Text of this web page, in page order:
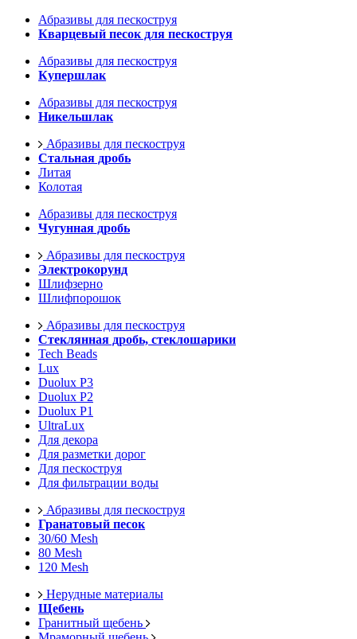
Абразивы для пескоструя
Кварцевый песок для пескоструя
Абразивы для пескоструя
Купершлак
Абразивы для пескоструя
Никельшлак
Абразивы для пескоструя
Стальная дробь
Литая
Колотая
Абразивы для пескоструя
Чугунная дробь
Абразивы для пескоструя
Электрокорунд
Шлифзерно
Шлифпорошок
Абразивы для пескоструя
Стеклянная дробь, стеклошарики
Tech Beads
Lux
Duolux P3
Duolux P2
Duolux P1
UltraLux
Для декора
Для разметки дорог
Для пескоструя
Для фильтрации воды
Абразивы для пескоструя
Гранатовый песок
30/60 Mesh
80 Mesh
120 Mesh
Нерудные материалы
Щебень
Гранитный щебень